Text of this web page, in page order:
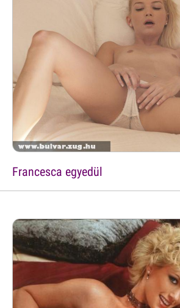
Francesca egyedül